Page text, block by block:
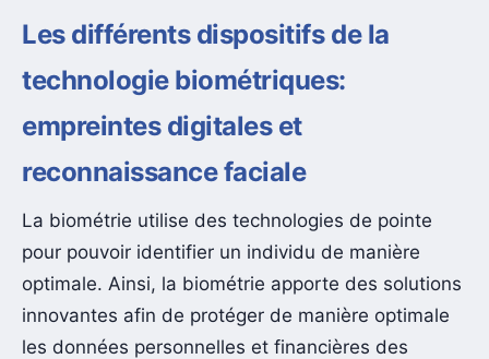
Les différents dispositifs de la
technologie biométriques:
empreintes digitales et
reconnaissance faciale
La biométrie utilise des technologies de pointe
pour pouvoir identifier un individu de manière
optimale. Ainsi, la biométrie apporte des solutions
innovantes afin de protéger de manière optimale
les données personnelles et financières des